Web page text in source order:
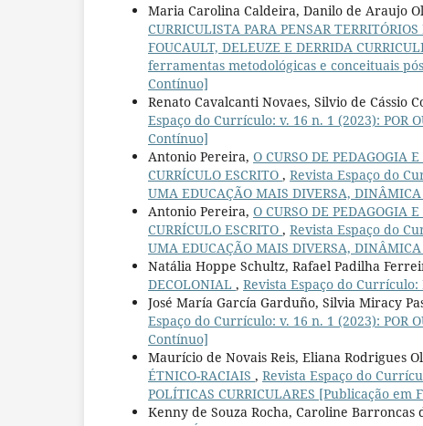
Maria Carolina Caldeira, Danilo de Araujo
CURRICULISTA PARA PENSAR
FOUCAULT, DELEUZE E DERRIDA
ferramentas metodológicas e conceituais
Contínuo]
Renato Cavalcanti Novaes, Silvio de Cássio
Espaço do Currículo: v. 16 n. 1 (2023): POR
Contínuo]
Antonio Pereira, O CURSO DE PEDAGOGIA
CURRÍCULO ESCRITO , Revista Espaço do
UMA EDUCAÇÃO MAIS DIVERSA,
Antonio Pereira, O CURSO DE PEDAGOGIA
CURRÍCULO ESCRITO , Revista Espaço do
UMA EDUCAÇÃO MAIS DIVERSA,
Natália Hoppe Schultz, Rafael Padilha
DECOLONIAL , Revista Espaço do
José María García Garduño, Silvia Miracy
Espaço do Currículo: v. 16 n. 1 (2023): POR
Contínuo]
Maurício de Novais Reis, Eliana Rodrigues
ÉTNICO-RACIAIS , Revista Espaço do
POLÍTICAS CURRICULARES [Publicação em
Kenny de Souza Rocha, Caroline